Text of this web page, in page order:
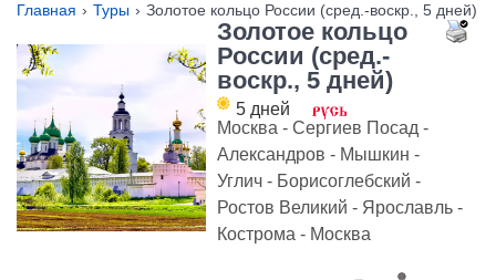
Главная Туры Золотое кольцо России (сред.-воскр., 5 дней)
Золотое кольцо
России (сред.-
воскр., 5 дней)
5 дней
Москва - Сергиев Посад -
Александров - Мышкин -
Углич - Борисоглебский -
Ростов Великий - Ярославль -
Кострома - Москва